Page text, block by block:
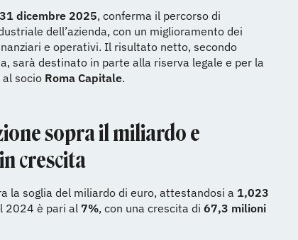
31 dicembre 2025, conferma il percorso di
dell’azienda, con un miglioramento dei
e operativi. Il risultato netto, secondo
sarà destinato in parte alla riserva legale e per la
socio Roma Capitale.
sopra il miliardo e
crescita
la soglia del miliardo di euro, attestandosi a 1,023
2024 è pari al 7%, con una crescita di 67,3 milioni